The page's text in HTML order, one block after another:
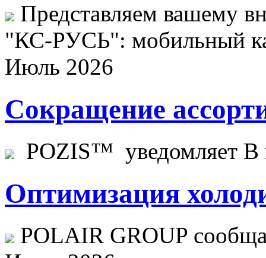
Представляем вашему
"КС-РУСЬ": мобильный
Июль 2026
Сокращение
POZIS™ уведомляет В
Оптимизация
POLAIR GROUP